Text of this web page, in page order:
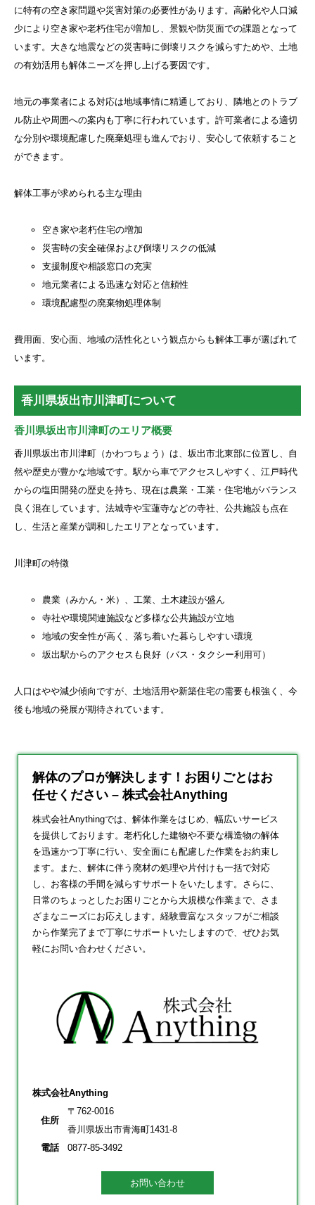
に特有の空き家問題や災害対策の必要性があります。高齢化や人口減
少により空き家や老朽住宅が増加し、景観や防災面での課題となって
います。大きな地震などの災害時に倒壊リスクを減らすためや、土地
の有効活用も解体ニーズを押し上げる要因です。
地元の事業者による対応は地域事情に精通しており、隣地とのトラブ
ル防止や周囲への案内も丁寧に行われています。許可業者による適切
な分別や環境配慮した廃棄処理も進んでおり、安心して依頼すること
ができます。
解体工事が求められる主な理由
空き家や老朽住宅の増加
災害時の安全確保および倒壊リスクの低減
支援制度や相談窓口の充実
地元業者による迅速な対応と信頼性
環境配慮型の廃棄物処理体制
費用面、安心面、地域の活性化という観点からも解体工事が選ばれて
います。
香川県坂出市川津町について
香川県坂出市川津町のエリア概要
香川県坂出市川津町（かわつちょう）は、坂出市北東部に位置し、自
然や歴史が豊かな地域です。駅から車でアクセスしやすく、江戸時代
からの塩田開発の歴史を持ち、現在は農業・工業・住宅地がバランス
良く混在しています。法城寺や宝蓮寺などの寺社、公共施設も点在
し、生活と産業が調和したエリアとなっています。
川津町の特徴
農業（みかん・米）、工業、土木建設が盛ん
寺社や環境関連施設など多様な公共施設が立地
地域の安全性が高く、落ち着いた暮らしやすい環境
坂出駅からのアクセスも良好（バス・タクシー利用可）
人口はやや減少傾向ですが、土地活用や新築住宅の需要も根強く、今
後も地域の発展が期待されています。
解体のプロが解決します！お困りごとはお
任せください – 株式会社Anything
株式会社Anythingでは、解体作業をはじめ、幅広いサービス
を提供しております。老朽化した建物や不要な構造物の解体
を迅速かつ丁寧に行い、安全面にも配慮した作業をお約束し
ます。また、解体に伴う廃材の処理や片付けも一括で対応
し、お客様の手間を減らすサポートをいたします。さらに、
日常のちょっとしたお困りごとから大規模な作業まで、さま
ざまなニーズにお応えします。経験豊富なスタッフがご相談
から作業完了まで丁寧にサポートいたしますので、ぜひお気
軽にお問い合わせください。
株式会社Anything
住所
〒762-0016
香川県坂出市青海町1431-8
電話
0877-85-3492
お問い合わせ